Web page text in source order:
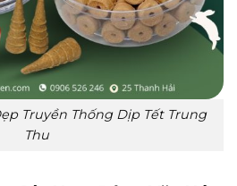
Truyền Thống Dịp Tết Trung
Thu